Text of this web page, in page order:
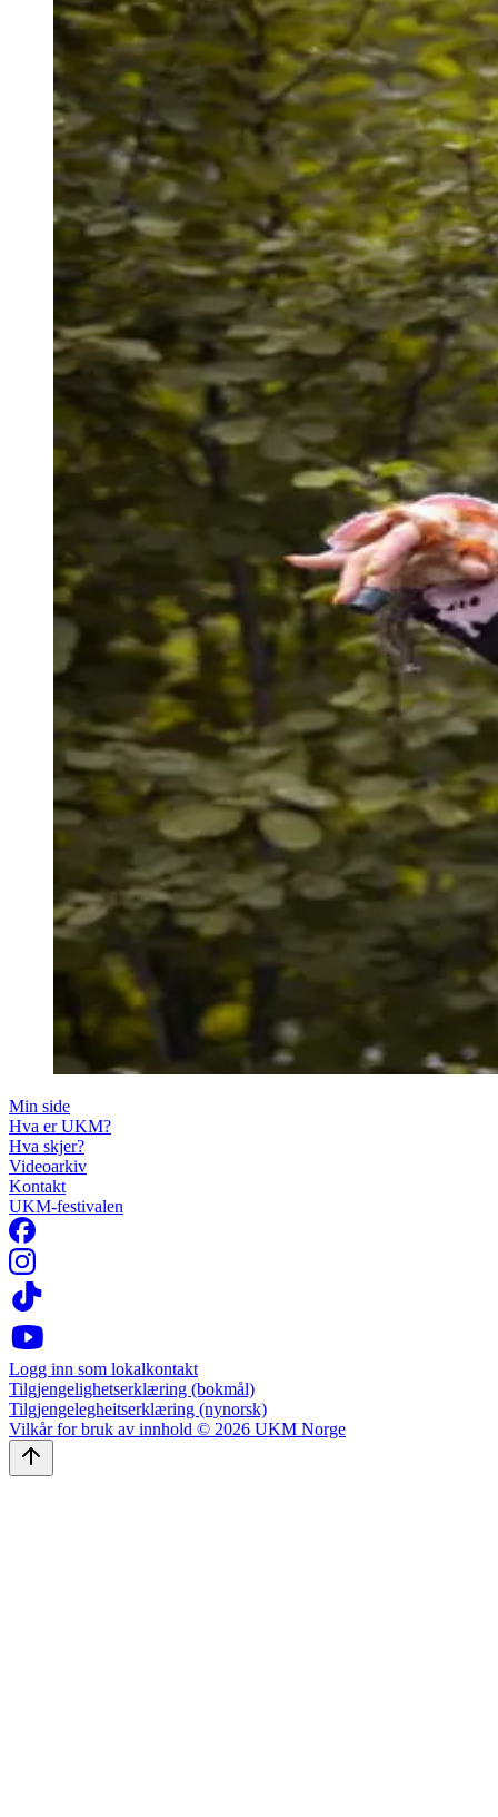
Min side
Hva er UKM?
Hva skjer?
Videoarkiv
Kontakt
UKM-festivalen
Logg inn som lokalkontakt
Tilgjengelighetserklæring (bokmål)
Tilgjengelegheitserklæring (nynorsk)
Vilkår for bruk av innhold © 2026 UKM Norge